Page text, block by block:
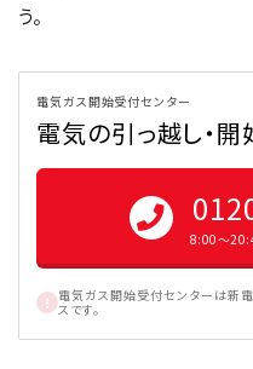
う。
電気ガス開始受付センター
電気の引っ越し・
8:00〜
電気ガス開始受付センターは新
スです。